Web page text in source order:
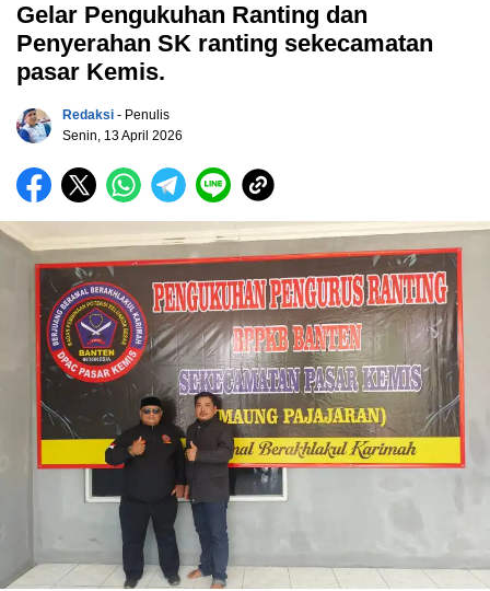
Gelar Pengukuhan Ranting dan
Penyerahan SK ranting sekecamatan
pasar Kemis.
Redaksi - Penulis
Senin, 13 April 2026